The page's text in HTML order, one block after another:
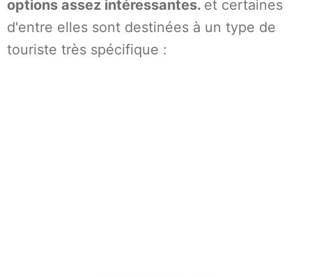
options assez intéressantes. et certaines
d'entre elles sont destinées à un type de
touriste très spécifique :